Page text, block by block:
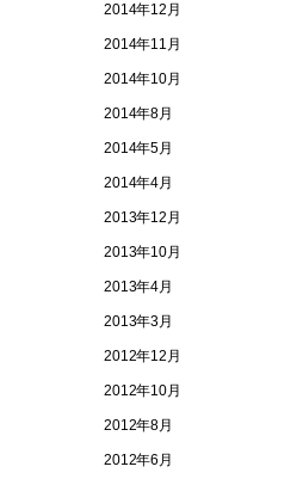
2014年12月
2014年11月
2014年10月
2014年8月
2014年5月
2014年4月
2013年12月
2013年10月
2013年4月
2013年3月
2012年12月
2012年10月
2012年8月
2012年6月